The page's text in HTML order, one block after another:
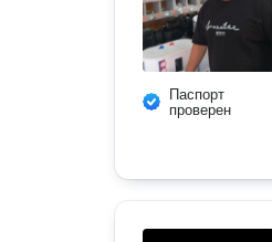
Паспорт
проверен